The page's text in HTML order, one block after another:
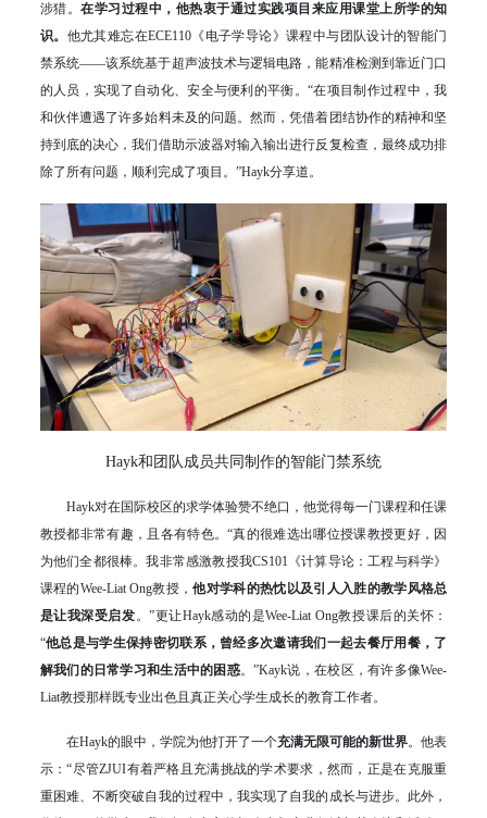
涉猎。在学习过程中，他热衷于通过实践项目来应用课堂上所学的知
识。 他尤其难忘在ECE110《电子学导论》课程中与团队设计的智能门
禁系统——该系统基于超声波技术与逻辑电路，能精准检测到靠近门口
的人员，实现了自动化、安全与便利的平衡。“在项目制作过程中，我
和伙伴遭遇了许多始料未及的问题。然而，凭借着团结协作的精神和坚
持到底的决心，我们借助示波器对输入输出进行反复检查，最终成功排
除了所有问题，顺利完成了项目。”Hayk分享道。
Hayk和团队成员共同制作的智能门禁系统
Hayk对在国际校区的求学体验赞不绝口，他觉得每一门课程和任课
教授都非常有趣，且各有特色。“真的很难选出哪位授课教授更好，因
为他们全都很棒。我非常感激教授我CS101《计算导论：工程与科学》
课程的Wee-Liat Ong教授，他对学科的热忱以及引人入胜的教学风格总
是让我深受启发。”更让Hayk感动的是Wee-Liat Ong教授课后的关怀：
“他总是与学生保持密切联系，曾经多次邀请我们一起去餐厅用餐，了
解我们的日常学习和生活中的困惑。”Kayk说，在校区，有许多像Wee-
Liat教授那样既专业出色且真正关心学生成长的教育工作者。
在Hayk的眼中，学院为他打开了一个充满无限可能的新世界。他表
示：“尽管ZJUI有着严格且充满挑战的学术要求，然而，正是在克服重
重困难、不断突破自我的过程中，我实现了自我的成长与进步。此外，